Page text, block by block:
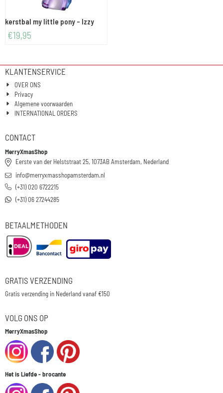
kerstbal my little pony - Izzy
€19,95
KLANTENSERVICE
OVER ONS
Privacy
Algemene voorwaarden
INTERNATIONAL ORDERS
CONTACT
MerryXmasShop
Eerste van der Helststraat 25, 1073AB Amsterdam, Nederland
info@merryxmasshopamsterdam.nl
(+31) 020 6722215
(+31) 06 27244285
BETAALMETHODEN
GRATIS VERZENDING
Gratis verzending in Nederland vanaf €150
VOLG ONS OP
MerryXmasShop
Het is Liefde - brocante